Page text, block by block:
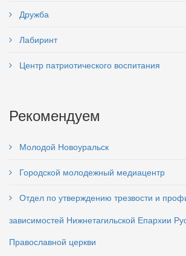
Дружба
Лабиринт
Центр патриотического воспитания
Рекомендуем
Молодой Новоуральск
Городской молодежный медиацентр
Отдел по утверждению трезвости и
зависимостей Нижнетагильской Епархии
Православной церкви